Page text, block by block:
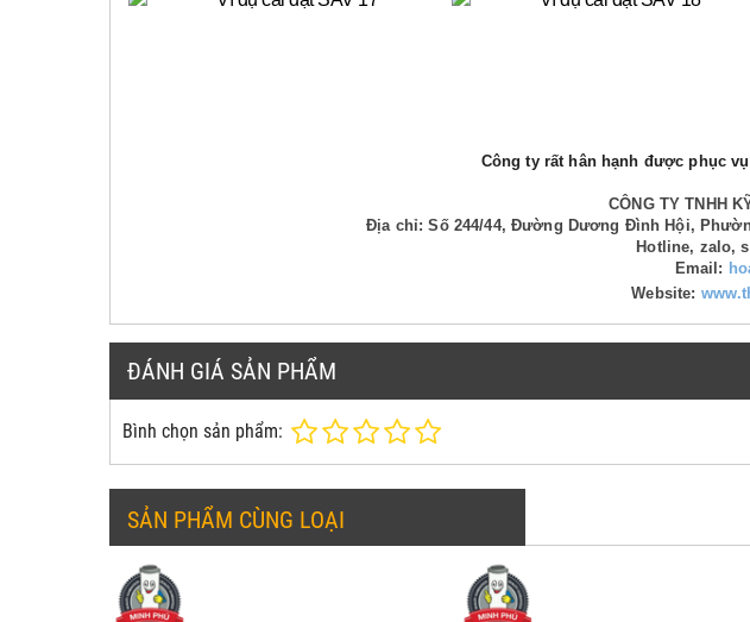
Công ty rất hân hạnh được phục
CÔNG TY TNHH
Địa chỉ: Số 244/44, Đường Dương Đình Hội,
Hotline, zalo,
Email:
Website:
ĐÁNH GIÁ SẢN PHẨM
Bình chọn sản phẩm:
SẢN PHẨM CÙNG LOẠI